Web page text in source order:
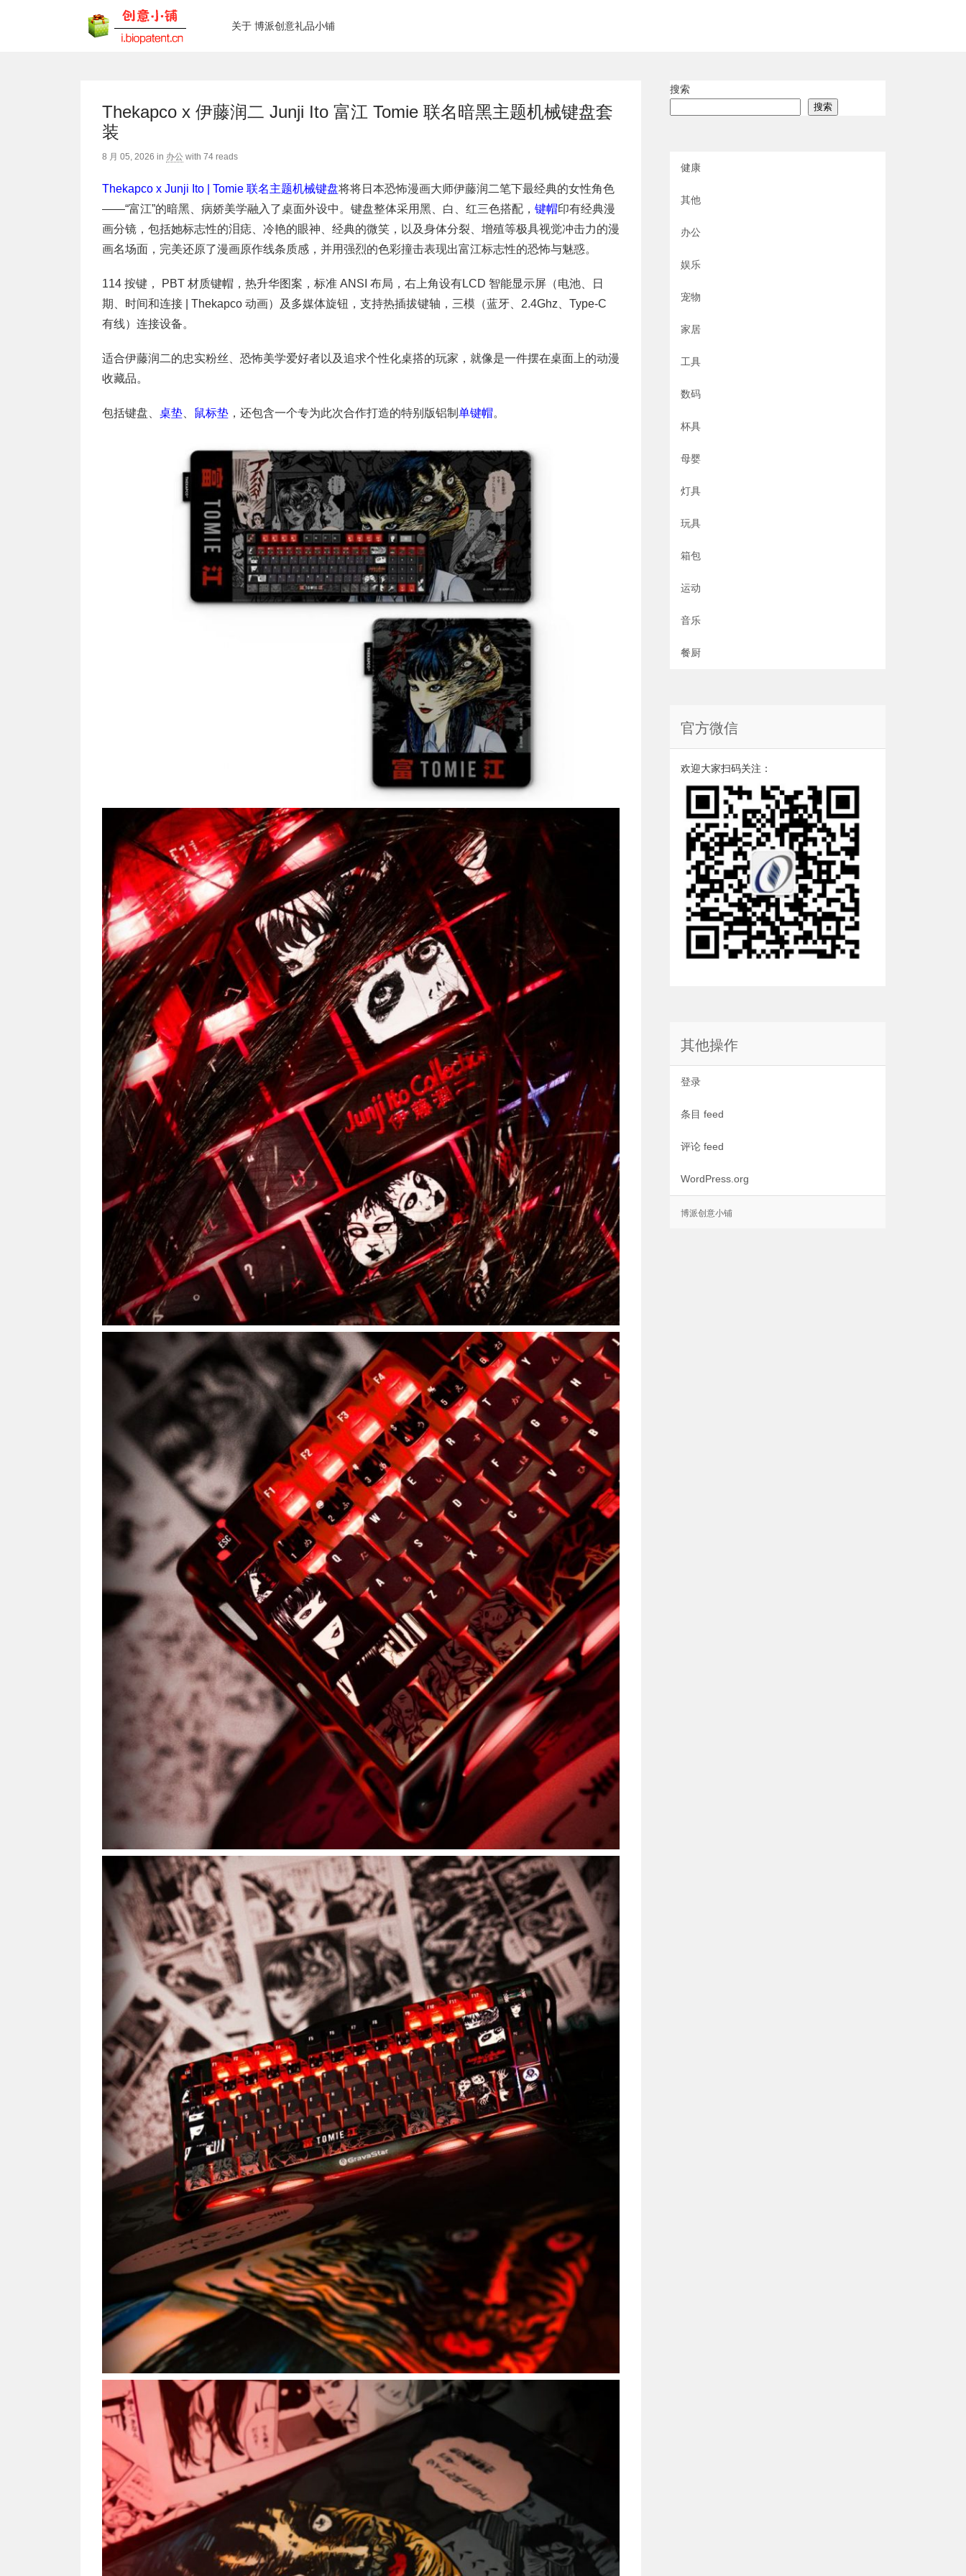
关于 博派创意礼品小铺
Thekapco x 伊藤润二 Junji Ito 富江 Tomie 联名暗黑主题机械键盘套
装
8 月 05, 2026 in 办公 with 74 reads
Thekapco x Junji Ito | Tomie 联名主题机械键盘将将日本恐怖漫画大师伊藤润二笔下最经典的女性角色
——“富江”的暗黑、病娇美学融入了桌面外设中。键盘整体采用黑、白、红三色搭配， 键帽印有经典漫
画分镜，包括她标志性的泪痣、冷艳的眼神、经典的微笑，以及身体分裂、增殖等极具视觉冲击力的漫
画名场面，完美还原了漫画原作线条质感，并用强烈的色彩撞击表现出富江标志性的恐怖与魅惑。
114 按键， PBT 材质键帽，热升华图案，标准 ANSI 布局，右上角设有LCD 智能显示屏（电池、日
期、时间和连接 | Thekapco 动画）及多媒体旋钮，支持热插拔键轴，三模（蓝牙、2.4Ghz、Type-C
有线）连接设备。
适合伊藤润二的忠实粉丝、恐怖美学爱好者以及追求个性化桌搭的玩家，就像是一件摆在桌面上的动漫
收藏品。
包括键盘、 桌垫 鼠标垫 ，还包含一个专为此次合作打造的特别版铝制 单键帽。
搜索
搜索
健康
其他
办公
娱乐
宠物
家居
工具
数码
杯具
母婴
灯具
玩具
箱包
运动
音乐
餐厨
官方微信
欢迎大家扫码关注：
其他操作
登录
条目 feed
评论 feed
WordPress.org